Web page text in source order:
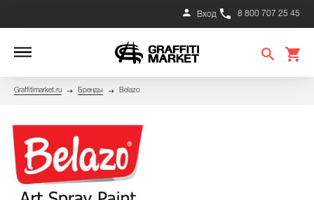
8 800 707 25 45
Вход
Graffitimarket.ru Бренды Belazo